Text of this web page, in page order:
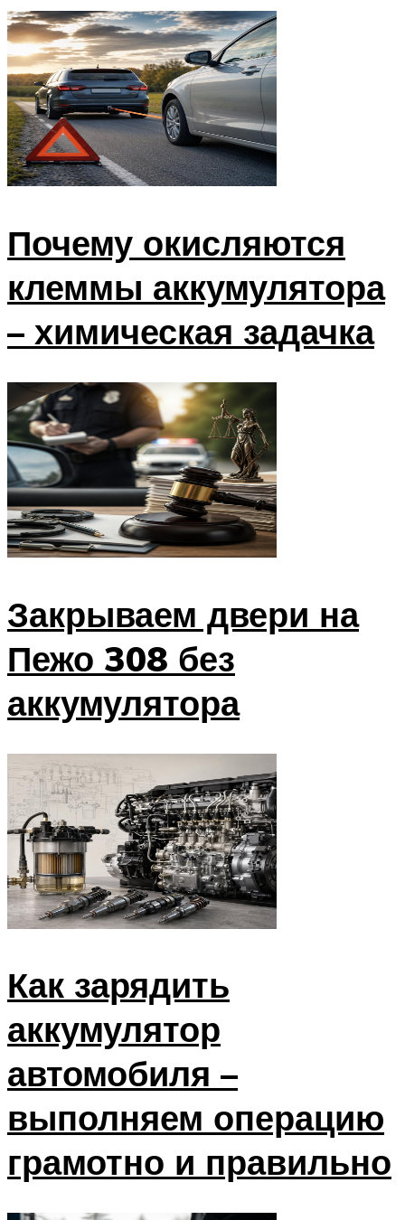
Почему окисляются
клеммы аккумулятора
– химическая задачка
Закрываем двери на
Пежо 308 без
аккумулятора
Как зарядить
аккумулятор
автомобиля –
выполняем операцию
грамотно и правильно